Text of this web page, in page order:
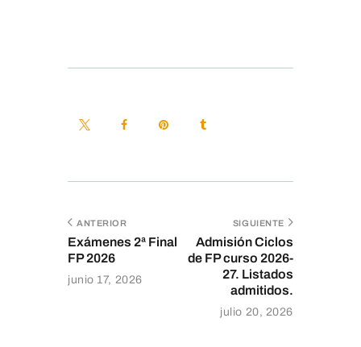
ANTERIOR
Exámenes 2ª Final
FP 2026
junio 17, 2026
SIGUIENTE
Admisión Ciclos
de FP curso 2026-
27. Listados
admitidos.
julio 20, 2026